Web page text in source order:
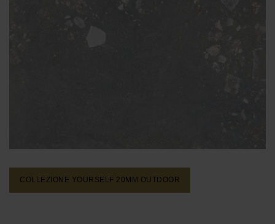
COLLEZIONE YOURSELF 20MM OUTDOOR